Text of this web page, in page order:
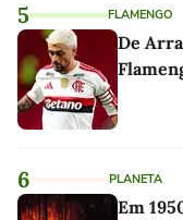
5 FLAMENGO
De
6 PLANETA
Em